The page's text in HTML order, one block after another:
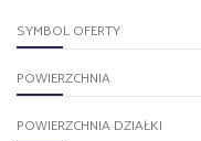
SYMBOL OFERTY
POWIERZCHNIA
POWIERZCHNIA DZIAŁKI